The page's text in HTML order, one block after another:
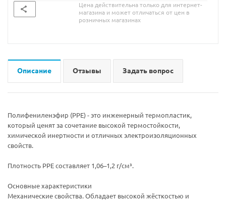
Цена действительна только для интернет-
магазина и может отличаться от цен в
розничных магазинах
Описание Отзывы Задать вопрос
Полифениленэфир (PPE) - это инженерный термопластик,
который ценят за сочетание высокой термостойкости,
химической инертности и отличных электроизоляционных
свойств.
Плотность PPE составляет 1,06–1,2 г/см³.
Основные характеристики
Механические свойства. Обладает высокой жёсткостью и